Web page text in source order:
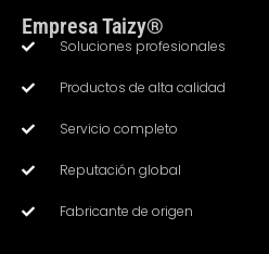
Empresa Taizy®
Soluciones profesionales
Productos de alta calidad
Servicio completo
Reputación global
Fabricante de origen